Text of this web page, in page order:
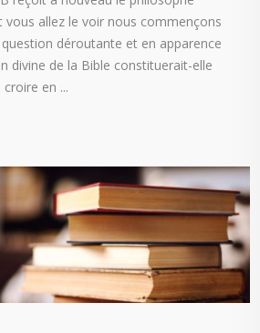
vous allez le voir nous commençons
déroutante et en apparence
divine de la Bible constituerait-elle
croire en